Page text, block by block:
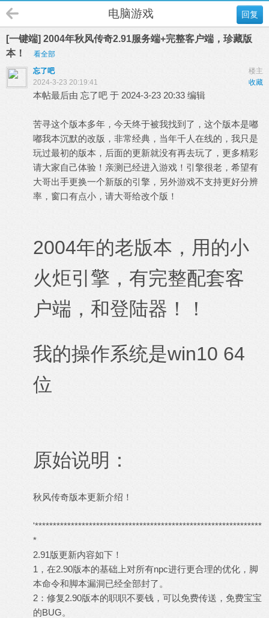
回复
电脑游戏
[一键端] 2004年秋风传奇2.91服务端+完整客户端，珍藏版
本！
看全部
楼主
忘了吧
收藏
2024-3-23 20:19:41
本帖最后由 忘了吧 于 2024-3-23 20:33 编辑
苦寻这个版本多年，今天终于被我找到了，这个版本是嘟
嘟我本沉默的改版，非常经典，当年千人在线的，我只是
玩过最初的版本，后面的更新就没有再去玩了，更多精彩
请大家自己体验！亲测已经进入游戏！引擎很老，希望有
大哥出手更换一个新版的引擎，另外游戏不支持更好分辨
率，窗口有点小，请大哥给改个版！
2004年的老版本，用的小
火炬引擎，有完整配套客
户端，和登陆器！！
我的操作系统是win10 64
位
原始说明：
秋风传奇版本更新介绍！
'***************************************************************
*
2.91版更新内容如下！
1，在2.90版本的基础上对所有npc进行更合理的优化，脚
本命令和脚本漏洞已经全部封了。
2：修复2.90版本的职职不要钱，可以免费传送，免费宝宝
的BUG。